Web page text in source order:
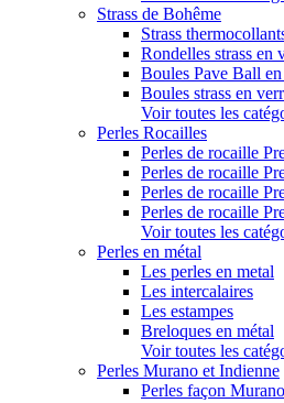
Strass de Bohême
Strass
Rondelles strass en
Boules Pave Ball
Boules strass en
Voir toutes les
Perles Rocailles
Perles de rocaille
Perles de rocaille
Perles de rocaille
Perles de rocaille
Voir toutes les
Perles en métal
Les perles en metal
Les intercalaires
Les estampes
Breloques en métal
Voir toutes les
Perles Murano et Indienne
Perles façon Murano